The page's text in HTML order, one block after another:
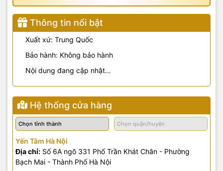
Thông tin nổi bật
Xuất xứ: Trung Quốc
Bảo hành: Không bảo hành
Nội dung đang cập nhật…
Hệ thống cửa hàng
Yến Tâm Hà Nội
Địa chỉ: Số 6A ngõ 331 Phố Trần Khát Chân - Phường
Bạch Mai - Thành Phố Hà Nội